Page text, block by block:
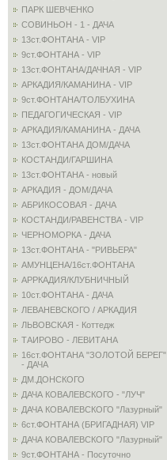
ПАРК ШЕВЧЕНКО
СОВИНЬОН - 1 - ДАЧА
13ст.ФОНТАНА - VIP
9ст.ФОНТАНА - VIP
13ст.ФОНТАНА/ДАЧНАЯ - VIP
АРКАДИЯ/КАМАНИНА - VIP
9ст.ФОНТАНА/ТОЛБУХИНА
ПЕДАГОГИЧЕСКАЯ - VIP
АРКАДИЯ/КАМАНИНА - ДАЧА
13ст.ФОНТАНА ДОМ/ДАЧА
КОСТАНДИ/ГАРШИНА
13ст.ФОНТАНА - новый
АРКАДИЯ - ДОМ/ДАЧА
АБРИКОСОВАЯ - ДАЧА
КОСТАНДИ/РАВЕНСТВА - VIP
ЧЕРНОМОРКА - ДАЧА
13ст.ФОНТАНА - "РИВЬЕРА"
АМУНЦЕНА/16ст.ФОНТАНА
АРРКАДИЯ/КЛУБНИЧНЫЙ
10ст.ФОНТАНА - ДАЧА
ЛЕВАНЕВСКОГО / АРКАДИЯ
ЛЬВОВСКАЯ - Коттедж
ТАИРОВО - ЛЕВИТАНА
16ст.ФОНТАНА "ЗОЛОТОЙ БЕРЕГ"
- ДАЧА
ДМ.ДОНСКОГО
ДАЧА КОВАЛЕВСКОГО - "ЛУЧ"
ДАЧА КОВАЛЕВСКОГО "Лазурный"
6ст.ФОНТАНА (БРИГАДНАЯ) VIP
ДАЧА КОВАЛЕВСКОГО "Лазурный"
9ст.ФОНТАНА - Посуточно